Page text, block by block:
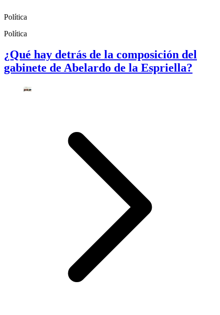
Política
Política
¿Qué hay detrás de la composición del
gabinete de Abelardo de la Espriella?